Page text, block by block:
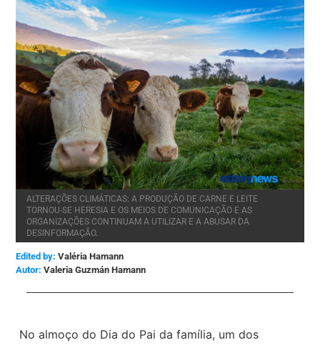
ALTERAÇÕES CLIMÁTICAS: A PRODUÇÃO DE CARNE E LEITE
TORNOU-SE HERESIA E OS MEIOS DE COMUNICAÇÃO E AS
ORGANIZAÇÕES CONTINUAM A UTILIZAR E A ABUSAR DA
DESINFORMAÇÃO.
Edited by: Valéria Hamann
Valeria Guzmán Hamann
No almoço do Dia do Pai da família, um dos